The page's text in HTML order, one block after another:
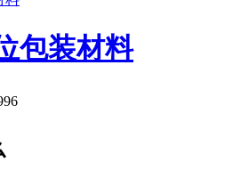
包装材料